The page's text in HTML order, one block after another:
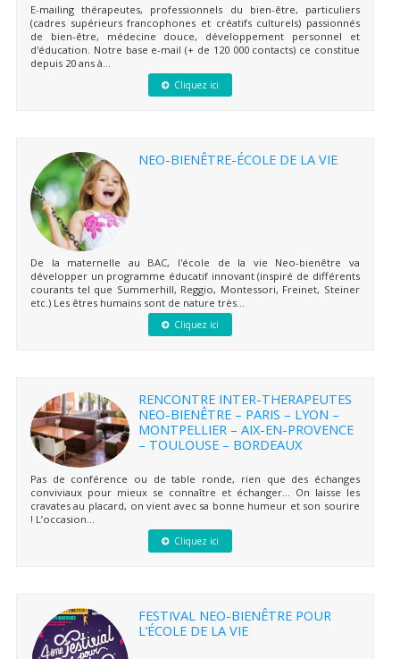
E-mailing thérapeutes, professionnels du bien-être, particuliers
(cadres supérieurs francophones et créatifs culturels) passionnés
de bien-être, médecine douce, développement personnel et
d'éducation. Notre base e-mail (+ de 120 000 contacts) ce constitue
depuis 20 ans à...
Cliquez ici
NEO-BIENÊTRE-ÉCOLE DE LA VIE
De la maternelle au BAC, l'école de la vie Neo-bienêtre va
développer un programme éducatif innovant (inspiré de différents
courants tel que Summerhill, Reggio, Montessori, Freinet, Steiner
etc.) Les êtres humains sont de nature très...
Cliquez ici
RENCONTRE INTER-THERAPEUTES
NEO-BIENÊTRE – PARIS – LYON –
MONTPELLIER – AIX-EN-PROVENCE
– TOULOUSE – BORDEAUX
Pas de conférence ou de table ronde, rien que des échanges
conviviaux pour mieux se connaître et échanger… On laisse les
cravates au placard, on vient avec sa bonne humeur et son sourire
! L’occasion...
Cliquez ici
FESTIVAL NEO-BIENÊTRE POUR
L’ÉCOLE DE LA VIE